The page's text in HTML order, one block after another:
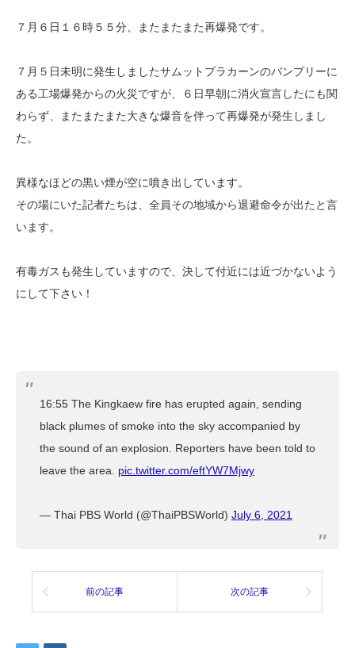
７月６日１６時５５分、またまたまた再爆発です。
７月５日未明に発生しましたサムットプラカーンのバンプリーに
ある工場爆発からの火災ですが、６日早朝に消火宣言したにも関
わらず、またまたまた大きな爆音を伴って再爆発が発生しまし
た。
異様なほどの黒い煙が空に噴き出しています。
その場にいた記者たちは、全員その地域から退避命令が出たと言
います。
有毒ガスも発生していますので、決して付近には近づかないよう
にして下さい！
16:55 The Kingkaew fire has erupted again, sending
black plumes of smoke into the sky accompanied by
the sound of an explosion. Reporters have been told to
leave the area. pic.twitter.com/eftYW7Mjwy
— Thai PBS World (@ThaiPBSWorld) July 6, 2021
前の記事 次の記事